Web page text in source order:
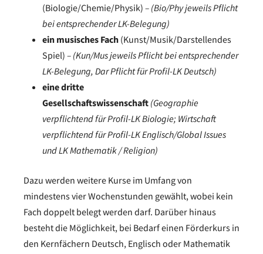
(Biologie/Chemie/Physik) – (Bio/Phy jeweils Pflicht
bei entsprechender LK-Belegung)
ein musisches Fach (Kunst/Musik/Darstellendes
Spiel) – (Kun/Mus jeweils Pflicht bei entsprechender
LK-Belegung, Dar Pflicht für Profil-LK Deutsch)
eine dritte
Gesellschaftswissenschaft (Geographie
verpflichtend für Profil-LK Biologie; Wirtschaft
verpflichtend für Profil-LK Englisch/Global Issues
und LK Mathematik / Religion)
Dazu werden weitere Kurse im Umfang von
mindestens vier Wochenstunden gewählt, wobei kein
Fach doppelt belegt werden darf. Darüber hinaus
besteht die Möglichkeit, bei Bedarf einen Förderkurs in
den Kernfächern Deutsch, Englisch oder Mathematik